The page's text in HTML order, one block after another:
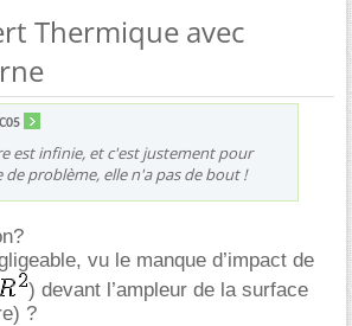
Thermique avec
est infinie, et c'est justement pour
de problème, elle n'a pas de bout !
vu le manque d’impact de
) devant l’ampleur de la surface
?